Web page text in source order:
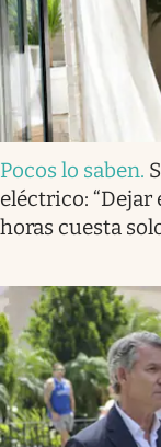
Pocos lo saben.
eléctrico:
horas cuesta